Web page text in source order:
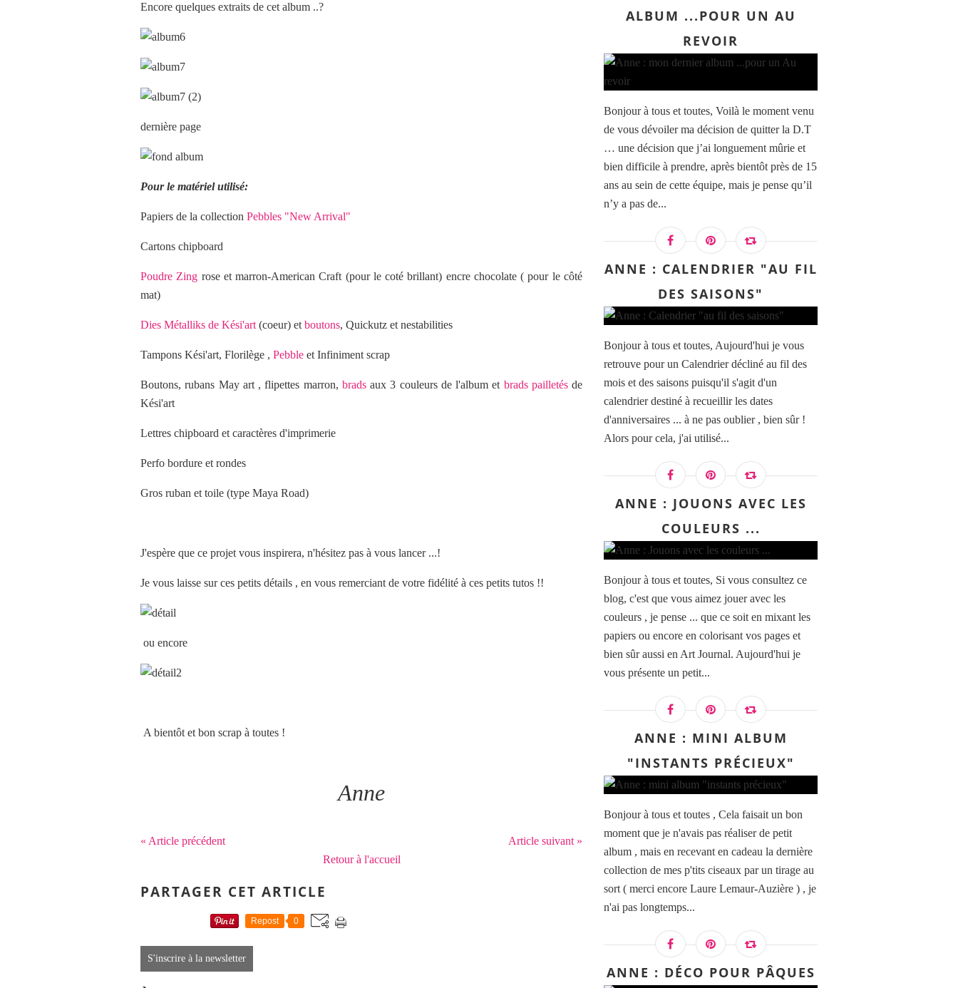
Encore quelques extraits de cet album ..?
dernière page
Pour le matériel utilisé:
Papiers de la collection Pebbles "New Arrival"
Cartons chipboard
Poudre Zing rose et marron-American Craft (pour le coté brillant) encre chocolate ( pour le côté
mat)
Dies Métalliks de Kési'art (coeur) et boutons, Quickutz et nestabilities
Tampons Kési'art, Florilège , Pebble et Infiniment scrap
Boutons, rubans May art , flipettes marron, bradsaux 3 couleurs de l'album et brads pailletésde
Kési'art
Lettres chipboard et caractères d'imprimerie
Perfo bordure et rondes
Gros ruban et toile (type Maya Road)
J'espère que ce projet vous inspirera, n'hésitez pas à vous lancer ...!
Je vous laisse sur ces petits détails , en vous remerciant de votre fidélité à ces petits tutos !!
ou encore
A bientôt et bon scrap à toutes !
Anne
« Article précédent
Article suivant »
Retour à l'accueil
PARTAGER CET ARTICLE
Repost 0
S'inscrire à la newsletter
ALBUM ...POUR UN AU
REVOIR
Bonjour à tous et toutes, Voilà le moment venu
de vous dévoiler ma décision de quitter la D.T
… une décision que j’ai longuement mûrie et
bien difficile à prendre, après bientôt près de 15
ans au sein de cette équipe, mais je pense qu’il
n’y a pas de...
ANNE : CALENDRIER "AU FIL
DES SAISONS"
Bonjour à tous et toutes, Aujourd'hui je vous
retrouve pour un Calendrier décliné au fil des
mois et des saisons puisqu'il s'agit d'un
calendrier destiné à recueillir les dates
d'anniversaires ... à ne pas oublier , bien sûr !
Alors pour cela, j'ai utilisé...
ANNE : JOUONS AVEC LES
COULEURS ...
Bonjour à tous et toutes, Si vous consultez ce
blog, c'est que vous aimez jouer avec les
couleurs , je pense ... que ce soit en mixant les
papiers ou encore en colorisant vos pages et
bien sûr aussi en Art Journal. Aujourd'hui je
vous présente un petit...
ANNE : MINI ALBUM
"INSTANTS PRÉCIEUX"
Bonjour à tous et toutes , Cela faisait un bon
moment que je n'avais pas réaliser de petit
album , mais en recevant en cadeau la dernière
collection de mes p'tits ciseaux par un tirage au
sort ( merci encore Laure Lemaur-Auzière ) , je
n'ai pas longtemps...
ANNE : DÉCO POUR PÂQUES